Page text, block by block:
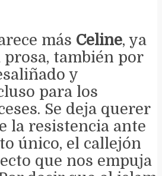
más Celine, ya
también por
y
para los
Se deja querer
la resistencia ante
único, el callejón
que nos empuja